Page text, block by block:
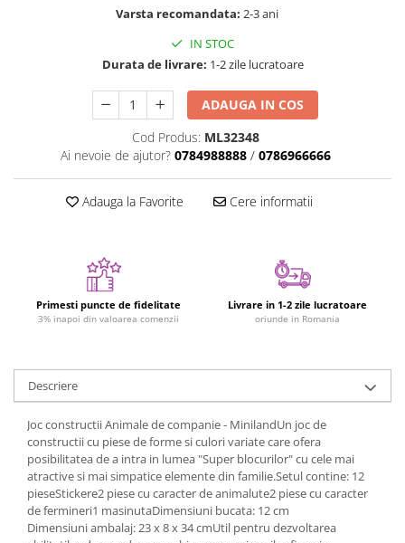
Costum Halloween Copii
Animale de jucarie
Jucarii cu Dinozauri
Figurine cu animale domestice
Figurine
Jucarii cu cifre
Seturi Numberblocks
Jucarii de motricitate
Puzzle-uri
Puzzle clasic
Puzzle incastru
Puzzle de podea
IQ puzzle
Jucarii bebelusi
Jucarii de baie
Varsta recomandata: 2-3 ani
IN STOC
Durata de livrare: 1-2 zile lucratoare
ADAUGA IN COS
Cod Produs: ML32348
Ai nevoie de ajutor? 0784988888 / 0786966666
Adauga la Favorite Cere informatii
Primesti puncte de fidelitate
3% inapoi din valoarea comenzii
Livrare in 1-2 zile lucratoare
oriunde in Romania
Descriere
Joc constructii Animale de companie - MinilandUn joc de
constructii cu piese de forme si culori variate care ofera
posibilitatea de a intra in lumea "Super blocurilor" cu cele mai
atractive si mai simpatice elemente din familie.Setul contine: 12
pieseStickere2 piese cu caracter de animalute2 piese cu caracter
de fermineri1 masinutaDimensiuni bucata: 12 cm
Dimensiuni ambalaj: 23 x 8 x 34 cmUtil pentru dezvoltarea